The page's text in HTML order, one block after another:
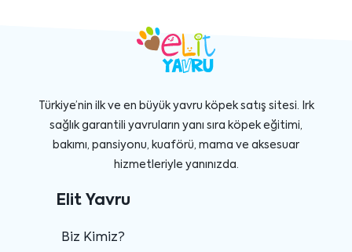
Türkiye’nin ilk ve en büyük yavru köpek satış sitesi. Irk
sağlık garantili yavruların yanı sıra köpek eğitimi,
bakımı, pansiyonu, kuaförü, mama ve aksesuar
hizmetleriyle yanınızda.
Elit Yavru
Biz Kimiz?